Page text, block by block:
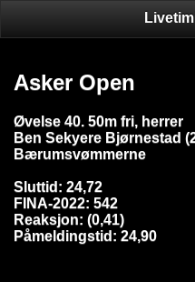
Asker Open
Øvelse 40. 50m fri, herrer
Ben Sekyere Bjørnestad
Bærumsvømmerne
Sluttid: 24,72
FINA-2022: 542
Reaksjon: (0,41)
Påmeldingstid: 24,90